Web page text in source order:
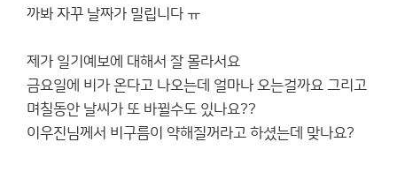
까봐 자꾸 날짜가 밀립니다 ㅠ
제가 일기예보에 대해서 잘 몰라서요
금요일에 비가 온다고 나오는데 얼마나 오는걸까요 그리고
며칠동안 날씨가 또 바뀔수도 있나요??
이우진님께서 비구름이 약해질꺼라고 하셨는데 맞나요?